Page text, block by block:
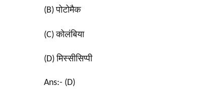
(B)पोटोमैक
(C)कोलंबिया
(D)मिस्सीसिप्पी
Ans:- (D)